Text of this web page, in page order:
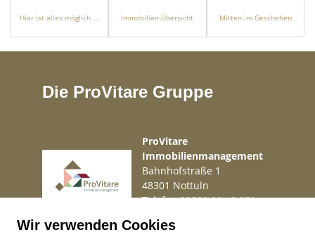
Hier ist alles möglich – ob mit Pferd oder anderem Hobby! Grenzenlose Freiheit garantiert! Immobilien-Übersicht Mitten im Geschehen
Die ProVitare Gruppe
ProVitare
Immobilienmanagement
Bahnhofstraße 1
48301 Nottuln
Telefon02509 99 49 871
Wir verwenden Cookies